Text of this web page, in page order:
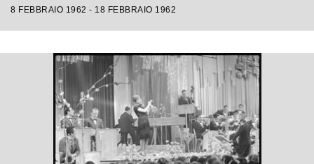
8 FEBBRAIO 1962 - 18 FEBBRAIO 1962